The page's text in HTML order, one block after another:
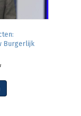
Burgerlijk